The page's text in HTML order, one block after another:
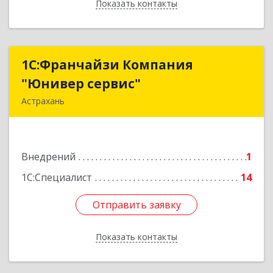
Показать контакты
Назад
1С:Франчайзи Компания
"Юнивер сервис"
Астрахань
Внедрений
1
1С:Специалист
14
Отправить заявку
Показать контакты
1С:Франчайзи Компания
"Юнивер сервис"
Подробнее
Отправить заявку
Назад